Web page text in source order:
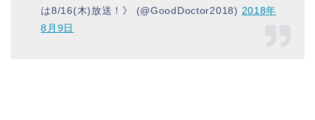
は8/16(木)放送！》 (@GoodDoctor2018) 2018年
8月9日